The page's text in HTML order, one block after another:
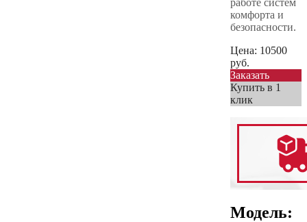
комфорта и
безопасности.
Цена: 10500
руб.
Заказать
Купить в 1
клик
Модель: